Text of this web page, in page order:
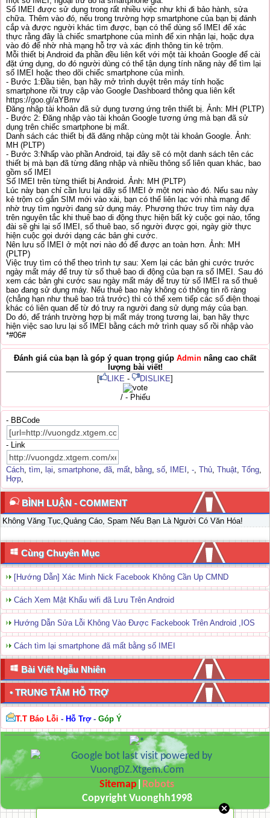
Số IMEI được sử dụng trong rất nhiều việc như khi đi bảo hành, sửa
chữa. Thêm vào đó, nếu trong trường hợp smartphone của bạn bị đánh
cắp và được người khác tìm được, bạn có thể dùng số IMEI để xác
thực rằng đây là chiếc smartphone của mình để xin nhận lại, hoặc dựa
vào đó để nhờ nhà mạng hỗ trợ và xác định thông tin kẻ trộm.
Mỗi thiết bị Android đa phần đều liên kết với một tài khoản Google để cài
đặt ứng dụng, do đó người dùng có thể tận dụng tính năng này để tìm lại
số IMEI hoặc theo dõi chiếc smartphone của mình.
- Bước 1:Đầu tiên, bạn hãy mở trình duyệt trên máy tính hoặc
smartphone rồi truy cập vào Google Dashboard thông qua liên kết
https://goo.gl/aYBmv
Đăng nhập tài khoản đã sử dụng tương ứng trên thiết bị. Ảnh: MH (PLTP)
- Bước 2: Đăng nhập vào tài khoản Google tương ứng mà bạn đã sử
dụng trên chiếc smartphone bị mất.
Danh sách các thiết bị đã đăng nhập cùng một tài khoản Google. Ảnh:
MH (PLTP)
- Bước 3:Nhấp vào phần Android, tại đây sẽ có một danh sách tên các
thiết bị mà bạn đã từng đăng nhập và nhiều thông số liên quan khác, bao
gồm số IMEI
Số IMEI trên từng thiết bị Android. Ảnh: MH (PLTP)
Lúc này bạn chỉ cần lưu lại dãy số IMEI ở một nơi nào đó. Nếu sau này
kẻ trộm có gắn SIM mới vào xài, bạn có thể liên lạc với nhà mạng để
nhờ truy tìm người đang sử dụng máy. Phương thức truy tìm này dựa
trên nguyên tắc khi thuê bao di động thực hiện bất kỳ cuộc gọi nào, tổng
đài sẽ ghi lại số IMEI, số thuê bao, số người được gọi, ngày giờ thực
hiện cuộc gọi dưới dạng các bản ghi cước.
Nên lưu số IMEI ở một nơi nào đó để được an toàn hơn. Ảnh: MH
(PLTP)
Việc truy tìm có thể theo trình tự sau: Xem lại các bản ghi cước trước
ngày mất máy để truy từ số thuê bao di động của bạn ra số IMEI. Sau đó
xem các bản ghi cước sau ngày mất máy để truy từ số IMEI ra số thuê
bao đang sử dụng máy. Nếu thuê bao này không có thông tin rõ ràng
(chẳng hạn như thuê bao trả trước) thì có thể xem tiếp các số điện thoại
khác có liên quan để từ đó truy ra người đang sử dụng máy của bạn.
Do đó, để tránh trường hợp bị mất máy trong tương lai, bạn hãy thực
hiện việc sao lưu lại số IMEI bằng cách mở trình quay số rồi nhập vào
*#06#
Đánh giá của bạn là góp ý quan trọng giúp Admin nâng cao chất
lượng bài viết!
[
LIKE - DISLIKE]
/ - Phiếu
- BBCode
- Link
Cách, tìm, lại, smartphone, đã, mất, bằng, số, IMEI , -, Thủ, Thuật, Tổng,
Hợp,
BÌNH LUẬN - COMMENT
Không Văng Tục,Quảng Cáo, Spam Nếu Bạn Là Người Có Văn Hóa!
Cùng Chuyên Mục
[Hướng Dẫn] Xác Minh Nick Facebook Không Cần Up CMND
Cách Xem Mật Khẩu wifi đã Lưu Trên Android
Hướng Dẫn Sửa Lỗi Không Vào Được Fackebook Trên Android ,IOS
Cách tìm lại smartphone đã mất bằng số IMEI
Bài Viết Ngẫu Nhiên
• TRUNG TÂM HỖ TRỢ
T.T Báo Lỗi - Hỗ Trợ- Góp Ý
Sitemap Robots
Copyright Vuonghh1998